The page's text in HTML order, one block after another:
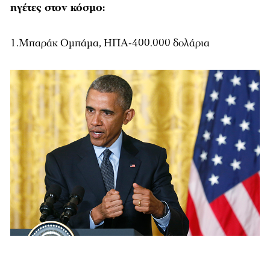
ηγέτες στον κόσμο:
1.Μπαράκ Ομπάμα, ΗΠΑ-400.000 δολάρια